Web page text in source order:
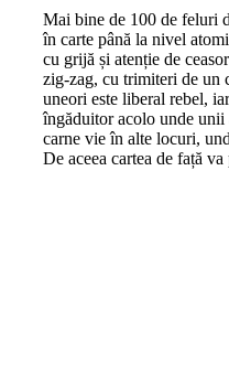
Mai bine de 100 de feluri
în carte până la nivel
cu grijă și atenție de
zig-zag, cu trimiteri de un
uneori este liberal rebel,
îngăduitor acolo unde unii
carne vie în alte locuri,
De aceea cartea de față